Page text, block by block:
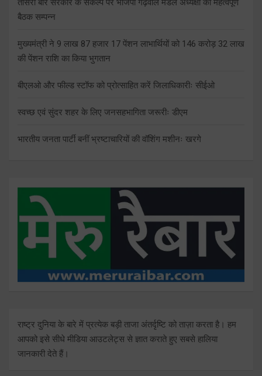
तीसरी बार सरकार के संकल्प पर भाजपा गढ़वाल मंडल अध्यक्षों की महत्वपूर्ण
बैठक सम्पन्न
मुख्यमंत्री ने 9 लाख 87 हजार 17 पेंशन लाभार्थियों को 146 करोड़ 32 लाख
की पेंशन राशि का किया भुगतान
बीएलओ और फील्ड स्टॉफ को प्रोत्साहित करें जिलाधिकारीः सीईओ
स्वच्छ एवं सुंदर शहर के लिए जनसहभागिता जरूरीः डीएम
भारतीय जनता पार्टी बनीं भ्रष्टाचारियों की वॉशिंग मशीनः खरगे
राष्ट्र दुनिया के बारे में प्रत्येक बड़ी ताजा अंतर्दृष्टि को ताज़ा करता है। हम
आपको इसे सीधे मीडिया आउटलेट्स से ज्ञात कराते हुए सबसे हालिया
जानकारी देते हैं।